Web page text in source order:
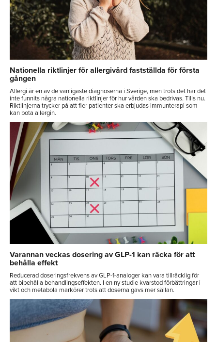
Nationella riktlinjer för allergivård fastställda för första
gången
Allergi är en av de vanligaste diagnoserna i Sverige, men trots det har det
inte funnits några nationella riktlinjer för hur vården ska bedrivas. Tills nu.
Riktlinjerna trycker på att fler patienter ska erbjudas immunterapi som
kan bota allergin.
Varannan veckas dosering av GLP-1 kan räcka för att
behålla effekt
Reducerad doseringsfrekvens av GLP-1-analoger kan vara tillräcklig för
att bibehålla behandlingseffekten. I en ny studie kvarstod förbättringar i
vikt och metabola markörer trots att doserna gavs mer sällan.